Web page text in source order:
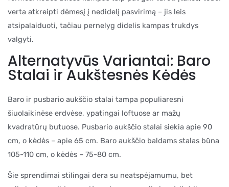
verta atkreipti dėmesį į nedidelį pasvirimą – jis leis
atsipalaiduoti, tačiau pernelyg didelis kampas trukdys
valgyti.
Alternatyvūs Variantai: Baro
Stalai ir Aukštesnės Kėdės
Baro ir pusbario aukščio stalai tampa populiaresni
šiuolaikinėse erdvėse, ypatingai loftuose ar mažų
kvadratūrų butuose. Pusbario aukščio stalai siekia apie 90
cm, o kėdės – apie 65 cm. Baro aukščio baldams stalas būna
105-110 cm, o kėdės – 75-80 cm.
Šie sprendimai stilingai dera su neatspėjamumu, bet